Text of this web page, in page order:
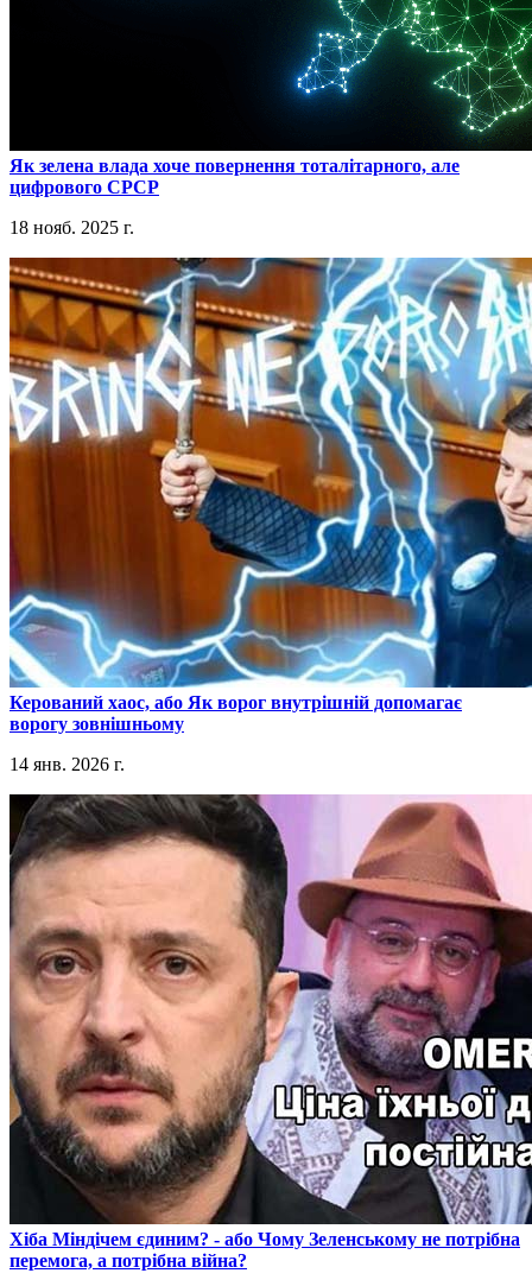
​Як зелена влада хоче повернення тоталітарного, але
цифрового СРСР
18 нояб. 2025 г.
​Керований хаос, або Як ворог внутрішній допомагає
ворогу зовнішньому
14 янв. 2026 г.
​Хіба Міндічем єдиним? - або Чому Зеленському не потрібна
перемога, а потрібна війна?